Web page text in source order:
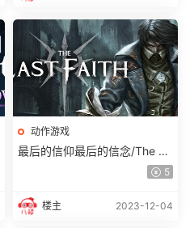
动作游戏
最后的信仰最后的信念/The La
5
楼主 2023-12-04